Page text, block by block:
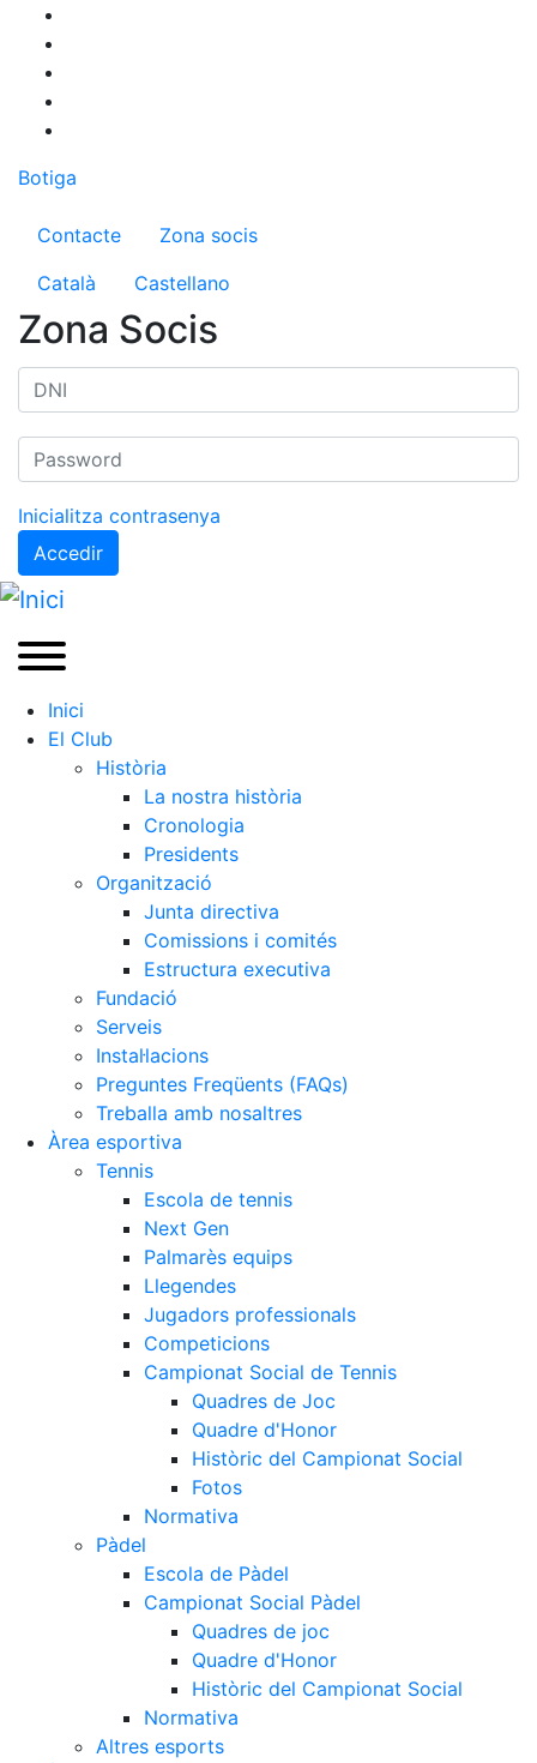
contingut
Botiga
Menú del compte d'usuari
Contacte
Zona socis
Català
Castellano
Zona Socis
Inicialitza contrasenya
Accedir
Inici
El Club
Història
La nostra història
Cronologia
Presidents
Organització
Junta directiva
Comissions i comités
Estructura executiva
Fundació
Serveis
Instal·lacions
Preguntes Freqüents (FAQs)
Treballa amb nosaltres
Àrea esportiva
Tennis
Escola de tennis
Next Gen
Palmarès equips
Llegendes
Jugadors professionals
Competicions
Campionat Social de Tennis
Quadres de Joc
Quadre d'Honor
Històric del Campionat Social
Fotos
Normativa
Pàdel
Escola de Pàdel
Campionat Social Pàdel
Quadres de joc
Quadre d'Honor
Històric del Campionat Social
Normativa
Altres esports